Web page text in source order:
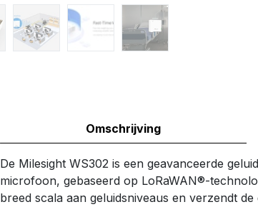
Omschrijving
De Milesight WS302 is een geavanceerde
microfoon, gebaseerd op LoRaWAN®-
breed scala aan geluidsniveaus en verzendt